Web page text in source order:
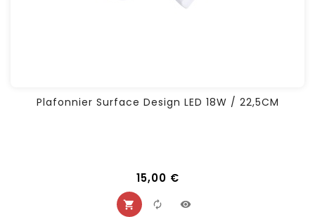
Plafonnier Surface Design LED 18W / 22,5CM
15,00 €